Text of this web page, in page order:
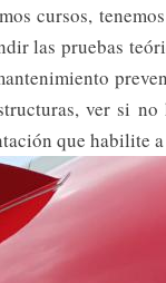
cursos,
las pruebas
ver si
que habilite